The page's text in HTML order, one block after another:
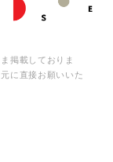
掲載しておりま
に直接お願いいた